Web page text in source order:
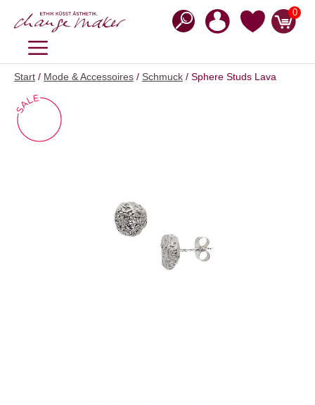
Inhalt
0
MENÜ
Start / Mode & Accessoires / Schmuck / Sphere Studs Lava